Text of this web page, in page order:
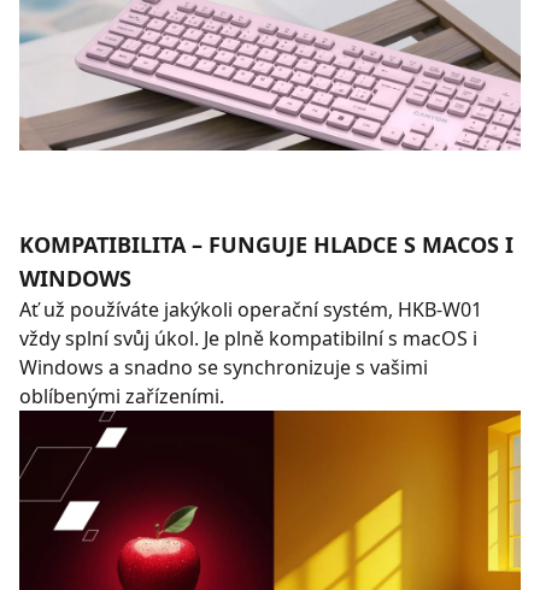
KOMPATIBILITA – FUNGUJE HLADCE S MACOS I
WINDOWS
Ať už používáte jakýkoli operační systém, HKB-W01
vždy splní svůj úkol. Je plně kompatibilní s macOS i
Windows a snadno se synchronizuje s vašimi
oblíbenými zařízeními.